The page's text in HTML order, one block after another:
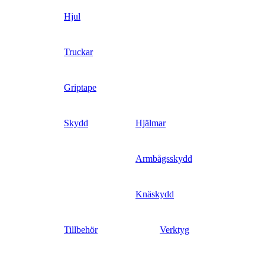
Hjul
Truckar
Griptape
Skydd Hjälmar
Armbågsskydd
Knäskydd
Tillbehör Verktyg